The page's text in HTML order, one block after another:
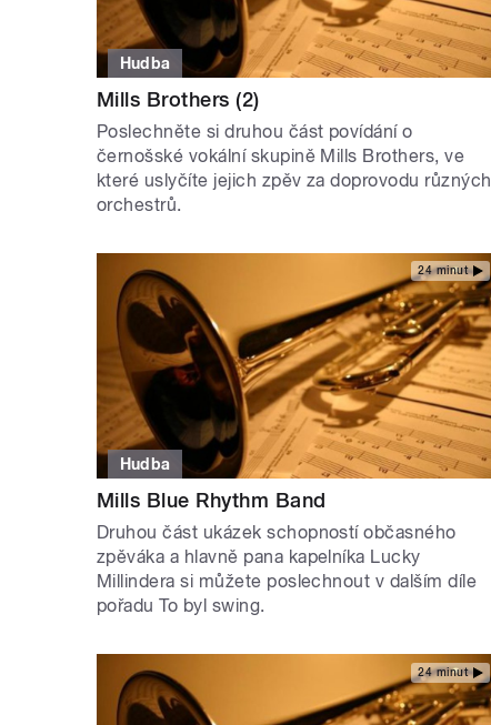
Hudba
Mills Brothers (2)
Poslechněte si druhou část povídání o
černošské vokální skupině Mills Brothers, ve
které uslyčíte jejich zpěv za doprovodu různých
orchestrů.
24 minut
Hudba
Mills Blue Rhythm Band
Druhou část ukázek schopností občasného
zpěváka a hlavně pana kapelníka Lucky
Millindera si můžete poslechnout v dalším díle
pořadu To byl swing.
24 minut